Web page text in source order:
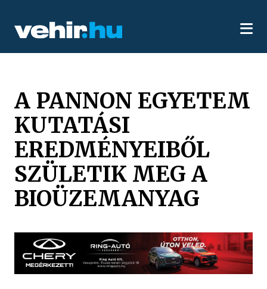
A PANNON EGYETEM
KUTATÁSI
EREDMÉNYEIBŐL
SZÜLETIK MEG A
BIOÜZEMANYAG